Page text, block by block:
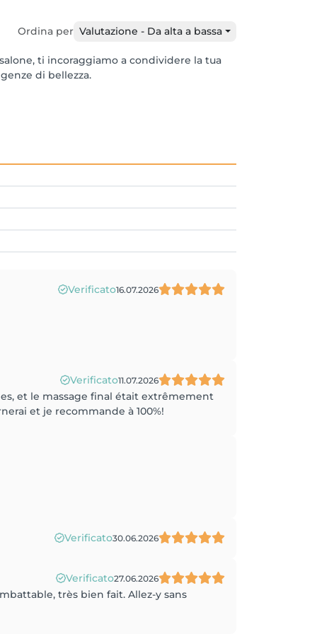
Ordina per Valutazione - Da alta a bassa
ti incoraggiamo a condividere la tua
di bellezza.
Verificato16.07.2026
Verificato11.07.2026
et le massage final était extrêmement
et je recommande à 100%!
Verificato30.06.2026
Verificato27.06.2026
très bien fait. Allez-y sans